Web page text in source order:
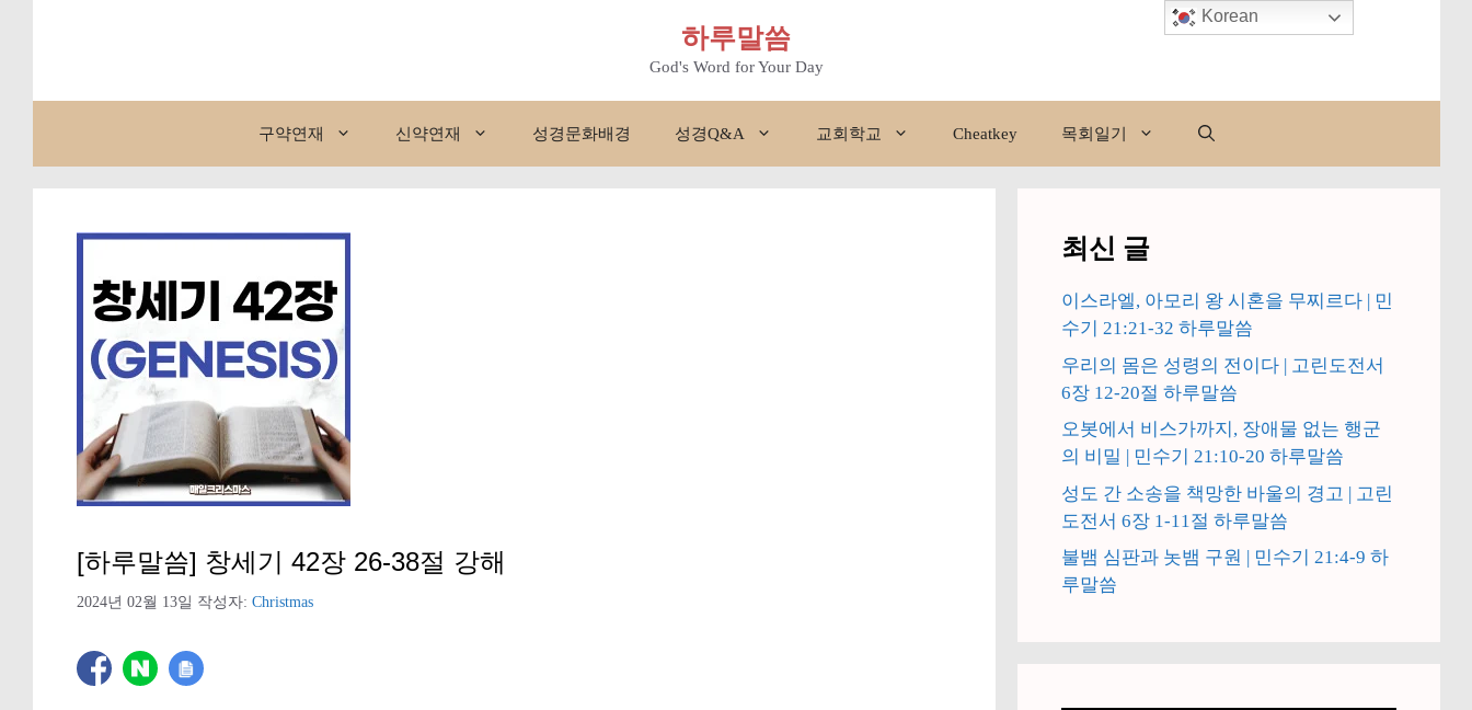
하루말씀
God's Word for Your Day
구약연재 신약연재 성경문화배경 성경Q&A 교회학교 Cheatkey 목회일기
[하루말씀] 창세기 42장 26-38절 강해
2024년 02월 13일 작성자: Christmas
최신 글
이스라엘, 아모리 왕 시혼을 무찌르다 | 민
수기 21:21-32 하루말씀
우리의 몸은 성령의 전이다 | 고린도전서
6장 12-20절 하루말씀
오봇에서 비스가까지, 장애물 없는 행군
의 비밀 | 민수기 21:10-20 하루말씀
성도 간 소송을 책망한 바울의 경고 | 고린
도전서 6장 1-11절 하루말씀
불뱀 심판과 놋뱀 구원 | 민수기 21:4-9 하
루말씀
Korean